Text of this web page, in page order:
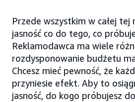
Przede wszystkim w całej
jasność co do tego, co
Reklamodawca ma wiele
rozdysponowanie budżetu
Chcesz mieć pewność, że
przyniesie efekt. Aby to
jasność, do kogo próbujesz